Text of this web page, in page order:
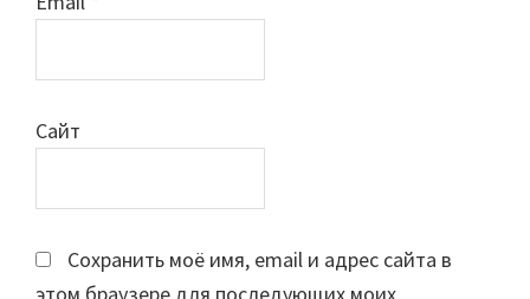
Сайт
Сохранить моё имя, email и адрес сайта в